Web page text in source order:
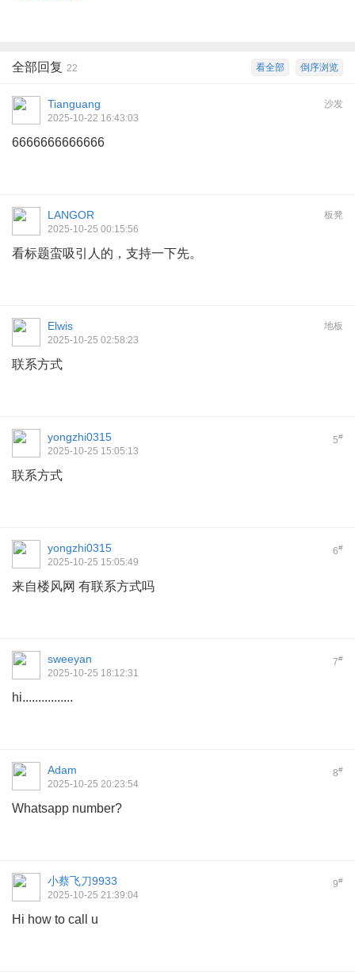
倒序浏览
看全部
全部回复 22
沙发
Tianguang
2025-10-22 16:43:03
6666666666666
板凳
LANGOR
2025-10-25 00:15:56
看标题蛮吸引人的，支持一下先。
地板
Elwis
2025-10-25 02:58:23
联系方式
5#
yongzhi0315
2025-10-25 15:05:13
联系方式
6#
yongzhi0315
2025-10-25 15:05:49
来自楼风网 有联系方式吗
7#
sweeyan
2025-10-25 18:12:31
hi................
8#
Adam
2025-10-25 20:23:54
Whatsapp number?
9#
小蔡飞刀9933
2025-10-25 21:39:04
Hi how to call u